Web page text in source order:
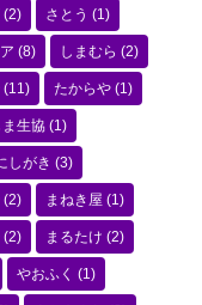
(2) さとう (1)
(8) しまむら (2)
(11) たからや (1)
ま生協 (1)
しがき (3)
(2) まねき屋 (1)
(2) まるたけ (2)
やおふく (1)